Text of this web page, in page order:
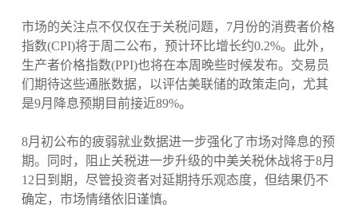
市场的关注点不仅仅在于关税问题，7月份的消费者价格
指数(CPI)将于周二公布，预计环比增长约0.2%。此外，
生产者价格指数(PPI)也将在本周晚些时候发布。交易员
们期待这些通胀数据，以评估美联储的政策走向，尤其
是9月降息预期目前接近89%。
8月初公布的疲弱就业数据进一步强化了市场对降息的预
期。同时，阻止关税进一步升级的中美关税休战将于8月
12日到期，尽管投资者对延期持乐观态度，但结果仍不
确定，市场情绪依旧谨慎。